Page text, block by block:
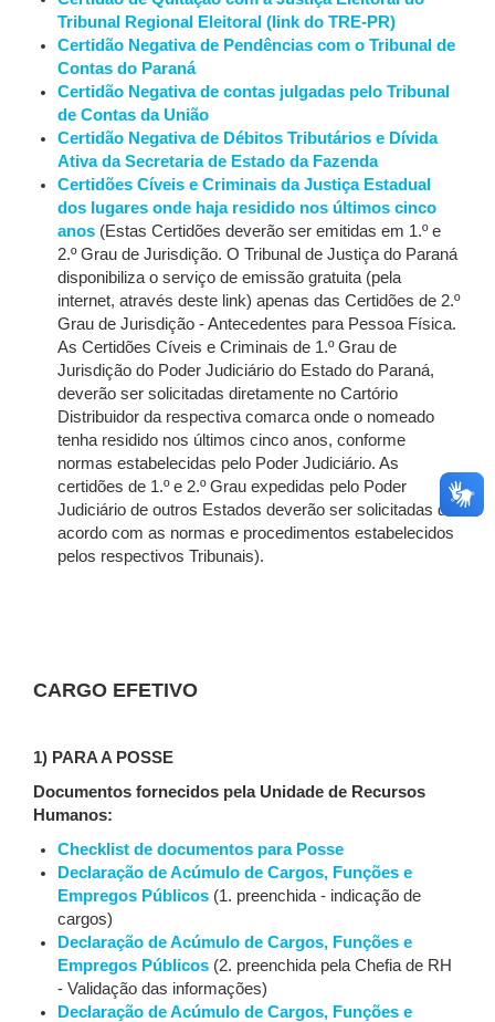
Tribunal Regional Eleitoral (link do TRE-PR)
Certidão Negativa de Pendências com o Tribunal de
Contas do Paraná
Certidão Negativa de contas julgadas pelo Tribunal
de Contas da União
Certidão Negativa de Débitos Tributários e Dívida
Ativa da Secretaria de Estado da Fazenda
Certidões Cíveis e Criminais da Justiça Estadual
dos lugares onde haja residido nos últimos cinco
anos (Estas Certidões deverão ser emitidas em 1.º e
2.º Grau de Jurisdição. O Tribunal de Justiça do Paraná
disponibiliza o serviço de emissão gratuita (pela
internet, através deste link) apenas das Certidões de 2.º
Grau de Jurisdição - Antecedentes para Pessoa Física.
As Certidões Cíveis e Criminais de 1.º Grau de
Jurisdição do Poder Judiciário do Estado do Paraná,
deverão ser solicitadas diretamente no Cartório
Distribuidor da respectiva comarca onde o nomeado
tenha residido nos últimos cinco anos, conforme
normas estabelecidas pelo Poder Judiciário. As
certidões de 1.º e 2.º Grau expedidas pelo Poder
Judiciário de outros Estados deverão ser solicitadas de
acordo com as normas e procedimentos estabelecidos
pelos respectivos Tribunais).
CARGO EFETIVO
1) PARA A POSSE
Documentos fornecidos pela Unidade de Recursos
Humanos:
Checklist de documentos para Posse
Declaração de Acúmulo de Cargos, Funções e
Empregos Públicos (1. preenchida - indicação de
cargos)
Declaração de Acúmulo de Cargos, Funções e
Empregos Públicos (2. preenchida pela Chefia de RH
- Validação das informações)
Declaração de Acúmulo de Cargos, Funções e